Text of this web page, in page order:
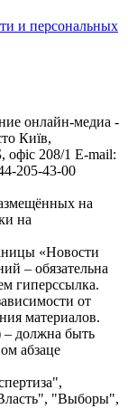
и персональных
онлайн-медиа -
Київ,
208/1 E-mail:
205-43-00
на
на
«Новости
– обязательна
гиперссылка.
от
материалов.
– должна быть
абзаце
"Выборы",